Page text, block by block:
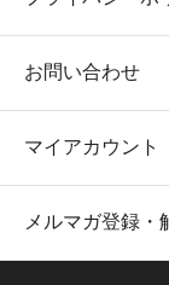
お問い合わせ
マイアカウント
メルマガ登録・